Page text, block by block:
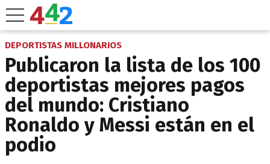
DEPORTISTAS MILLONARIOS
Publicaron la lista de los 100
deportistas mejores pagos
del mundo: Cristiano
Ronaldo y Messi están en el
podio